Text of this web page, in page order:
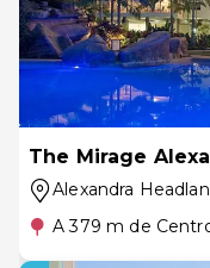
The Mirage
Alexandra
A 379 m de